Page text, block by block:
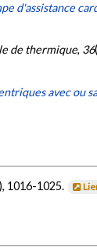
d'assistance
de thermique, 36
avec ou
1016-1025.